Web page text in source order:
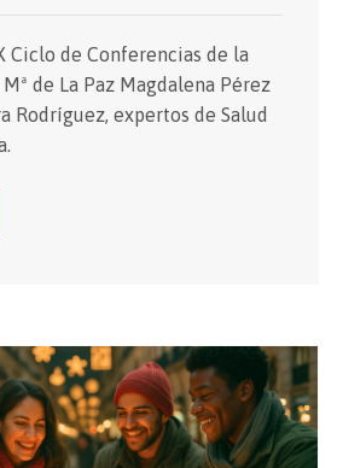
Ciclo de Conferencias de la
de La Paz Magdalena Pérez
Rodríguez, expertos de Salud